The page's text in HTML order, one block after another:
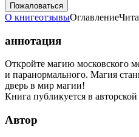
Пожаловаться
О книгеотзывыОглавление
аннотация
Откройте магию московского
и паранормального. Магия
дверь в мир магии!
Книга публикуется в
Автор